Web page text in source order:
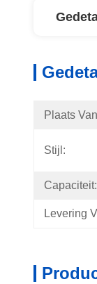
Plaats
Stijl:
Capaciteit:
Levering